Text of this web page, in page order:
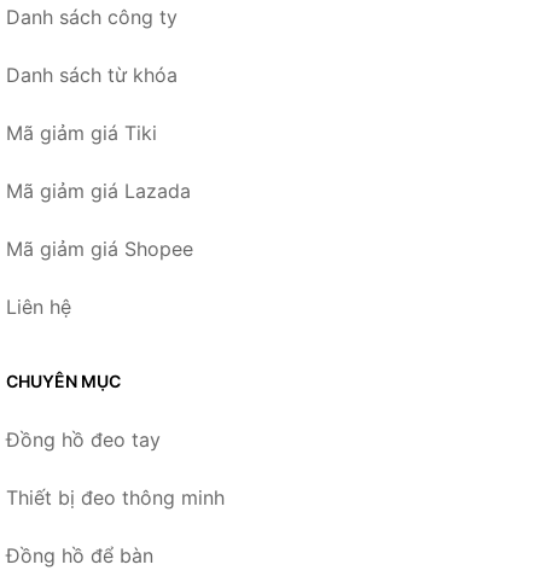
Danh sách công ty
Danh sách từ khóa
Mã giảm giá Tiki
Mã giảm giá Lazada
Mã giảm giá Shopee
Liên hệ
CHUYÊN MỤC
Đồng hồ đeo tay
Thiết bị đeo thông minh
Đồng hồ để bàn